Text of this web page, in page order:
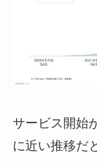
サービス開始
に近い推移だ